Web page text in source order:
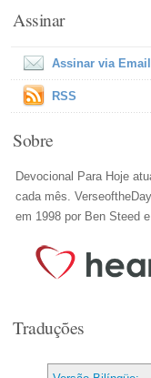
Assinar
Assinar via Email
RSS
Sobre
Devocional Para Hoje
cada mês.
em 1998 por Ben Steed
Traduções